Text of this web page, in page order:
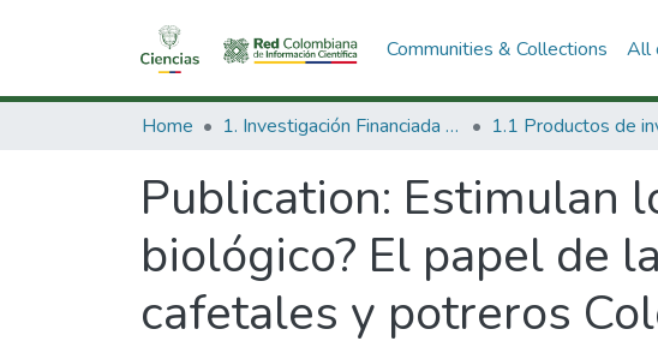
Communities & Collections All
Home 1. Investigación Financiada con Recursos Públicos
Publication: Estimulan
biológico? El papel de
cafetales y potreros